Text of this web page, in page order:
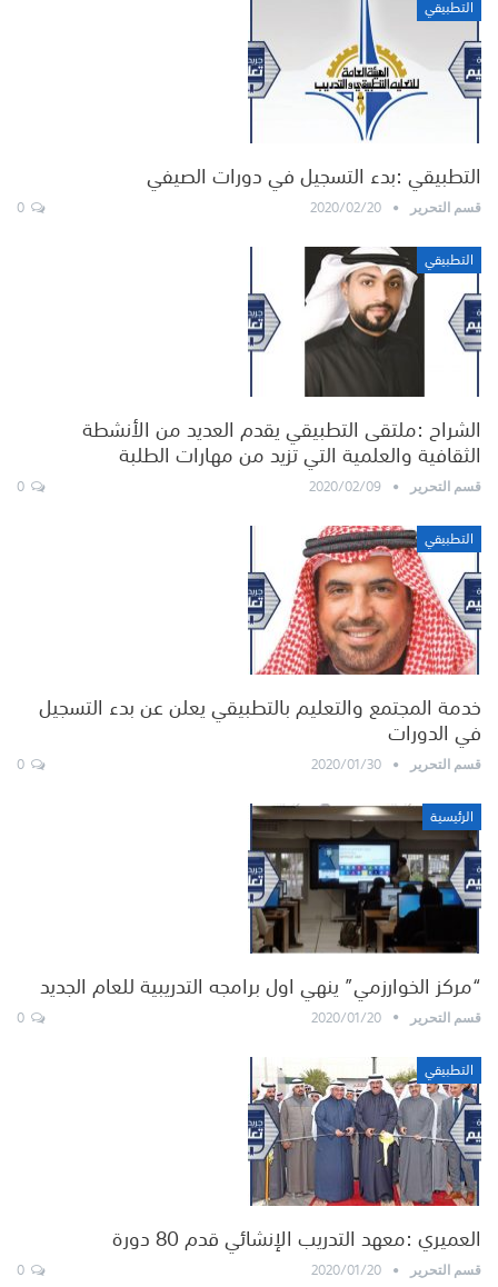
التطبيقي
التطبيقي :بدء التسجيل في دورات الصيفي
قسم التحرير 2020/02/20
التطبيقي
الشراح :ملتقى التطبيقي يقدم العديد من الأنشطة
الثقافية والعلمية التي تزيد من مهارات الطلبة
قسم التحرير 2020/02/09
التطبيقي
خدمة المجتمع والتعليم بالتطبيقي يعلن عن بدء التسجيل
في الدورات
قسم التحرير 2020/01/30
الرئيسية
“مركز الخوارزمي” ينهي اول برامجه التدريبية للعام الجديد
قسم التحرير 2020/01/20
التطبيقي
العميري :معهد التدريب الإنشائي قدم 80 دورة
قسم التحرير 2020/01/20